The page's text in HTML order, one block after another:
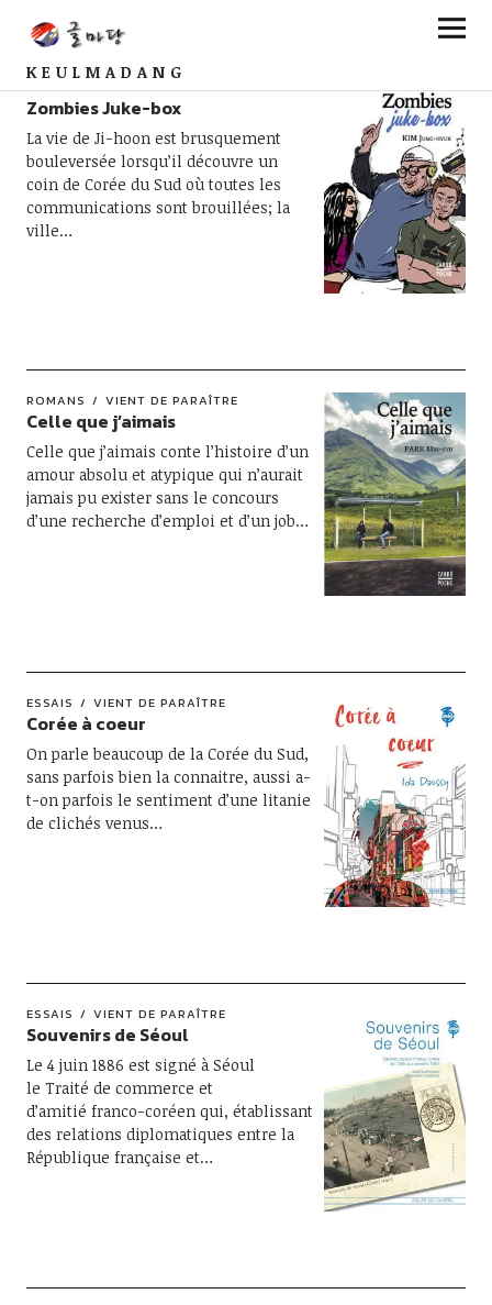
KEULMADANG
ROMANS VIENT DE PARAÎTRE
Zombies Juke-box
La vie de Ji-hoon est brusquement
bouleversée lorsqu’il découvre un
coin de Corée du Sud où toutes les
communications sont brouillées; la
ville…
ROMANS VIENT DE PARAÎTRE
Celle que j’aimais
Celle que j’aimais conte l’histoire d’un
amour absolu et atypique qui n’aurait
jamais pu exister sans le concours
d’une recherche d’emploi et d’un job…
ESSAIS VIENT DE PARAÎTRE
Corée à coeur
On parle beaucoup de la Corée du Sud,
sans parfois bien la connaitre, aussi a-
t-on parfois le sentiment d’une litanie
de clichés venus…
ESSAIS VIENT DE PARAÎTRE
Souvenirs de Séoul
Le 4 juin 1886 est signé à Séoul
le Traité de commerce et
d’amitié franco-coréen qui, établissant
des relations diplomatiques entre la
République française et…